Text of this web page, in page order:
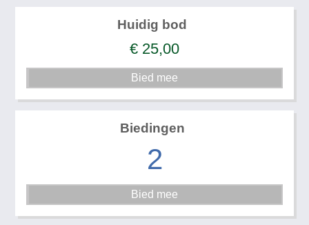
Huidig bod
€ 25,00
Biedingen
2